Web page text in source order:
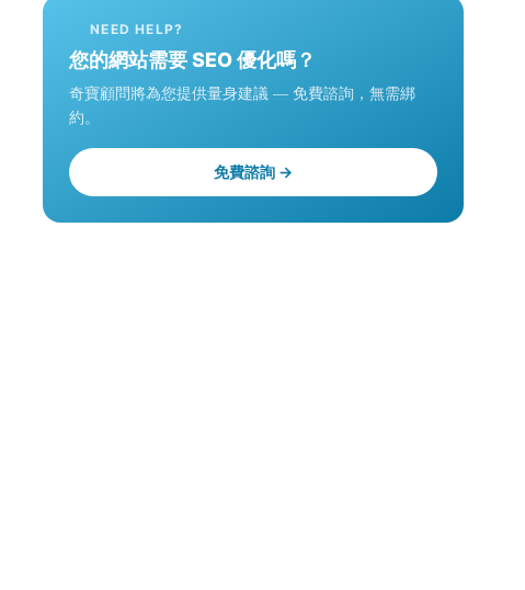
NEED HELP?
您的網站需要 SEO 優化嗎？
奇寶顧問將為您提供量身建議 — 免費諮詢，無需綁
約。
免費諮詢 →